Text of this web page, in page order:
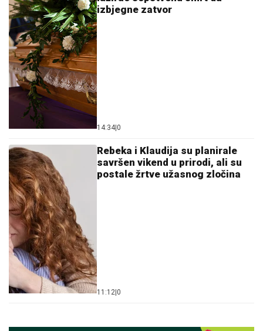
izbjegne zatvor
14:34 0
Rebeka i Klaudija su planirale
savršen vikend u prirodi, ali su
postale žrtve užasnog zločina
11:12 0